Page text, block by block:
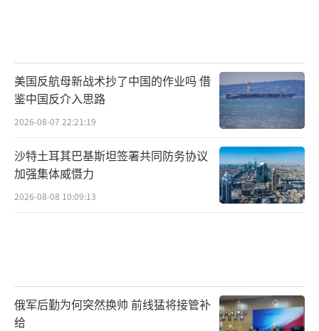
美国反航母新战术抄了中国的作业吗 借
鉴中国反介入思路
2026-08-07 22:21:19
沙特土耳其巴基斯坦签署共同防务协议
加强集体威慑力
2026-08-08 10:09:13
俄军后勤为何突然换帅 前线猛将接管补
给